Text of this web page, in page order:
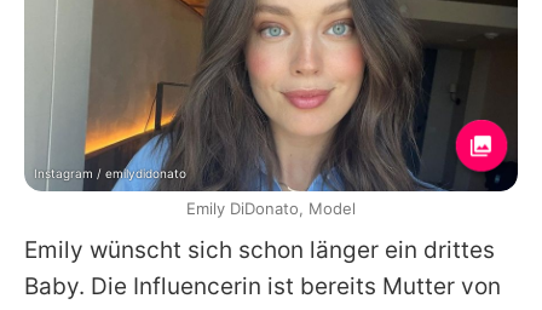
Emily wünscht sich schon länger ein drittes
Baby. Die Influencerin ist bereits Mutter von
Instagram / emilydidonato
Emily DiDonato, Model